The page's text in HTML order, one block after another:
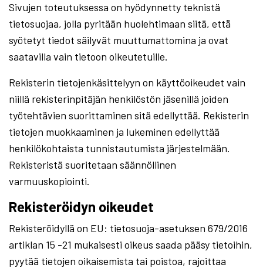
Sivujen toteutuksessa on hyödynnetty teknistä
tietosuojaa, jolla pyritään huolehtimaan siitä, että̈
syötetyt tiedot säilyvät muuttumattomina ja ovat
saatavilla vain tietoon oikeutetuille.
Rekisterin tietojenkäsittelyyn on käyttöoikeudet vain
niillä rekisterinpitäjän henkilöstön jäsenillä joiden
työtehtävien suorittaminen sitä edellyttää. Rekisterin
tietojen muokkaaminen ja lukeminen edellyttää
henkilökohtaista tunnistautumista järjestelmään.
Rekisteristä suoritetaan säännöllinen
varmuuskopiointi.
Rekisteröidyn oikeudet
Rekisteröidyllä on EU: tietosuoja-asetuksen 679/2016
artiklan 15 -21 mukaisesti oikeus saada pääsy tietoihin,
pyytää tietojen oikaisemista tai poistoa, rajoittaa